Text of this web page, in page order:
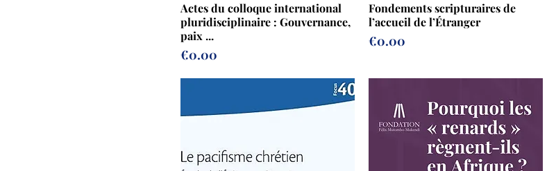
Actes du colloque international
pluridisciplinaire : Gouvernance,
paix ...
Prix
€0.00
Fondements scripturaires de
l’accueil de l’Étranger
Prix
€0.00